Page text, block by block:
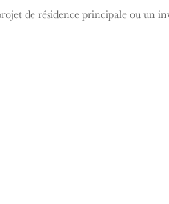
de résidence principale ou un